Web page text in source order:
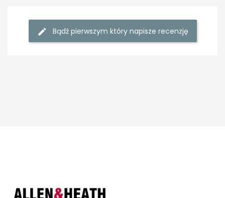
Bądź pierwszym który napisze recenzję